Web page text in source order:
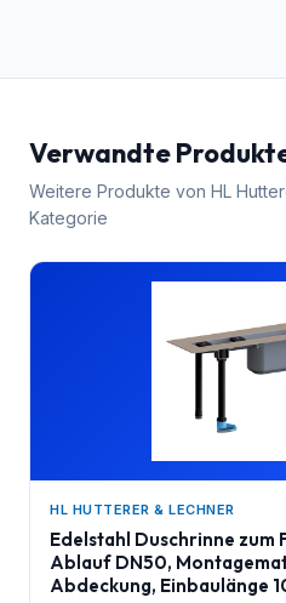
Verwandte
Weitere Produkte von HL
Kategorie
HL HUTTERER & LECHNER
Edelstahl Duschrinne zum
Ablauf DN50,
Abdeckung, Einbaulänge